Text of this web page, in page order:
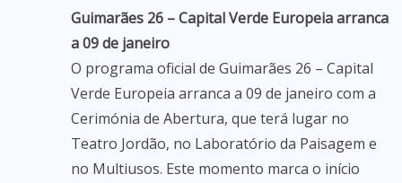
Guimarães 26 – Capital Verde Europeia arranca
a 09 de janeiro
O programa oficial de Guimarães 26 – Capital
Verde Europeia arranca a 09 de janeiro com a
Cerimónia de Abertura, que terá lugar no
Teatro Jordão, no Laboratório da Paisagem e
no Multiusos. Este momento marca o início